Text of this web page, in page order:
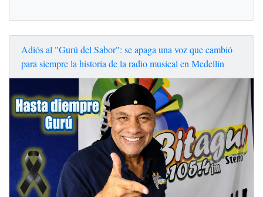
Adiós al "Gurú del Sabor": se apaga una voz que cambió
para siempre la historia de la radio musical en Medellín